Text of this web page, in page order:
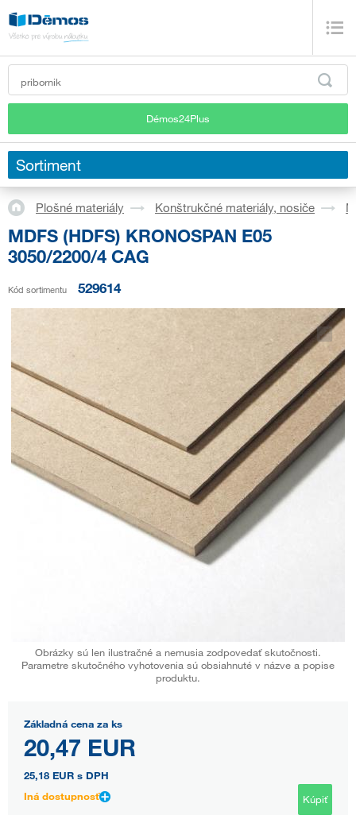
Démos24Plus
Sortiment
Plošné materiály Konštrukčné materiály, nosiče
MDFS (HDFS) KRONOSPAN E05
3050/2200/4 CAG
Kód sortimentu 529614
Obrázky sú len ilustračné a nemusia zodpovedať skutočnosti.
Parametre skutočného vyhotovenia sú obsiahnuté v názve a popise
produktu.
Základná cena za ks
20,47 EUR
25,18 EUR s DPH
Iná dostupnosť
Kúpiť